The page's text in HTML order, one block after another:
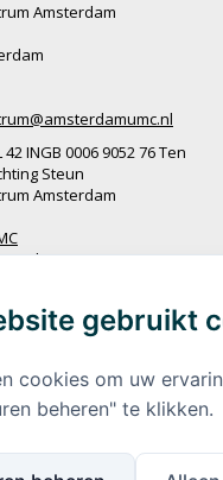
Amsterdam
INGB 0006 9052 76 Ten
Steun
Amsterdam
UMC
hoogte blijvengebruikt
cookies om uw
beheren" te klikken.